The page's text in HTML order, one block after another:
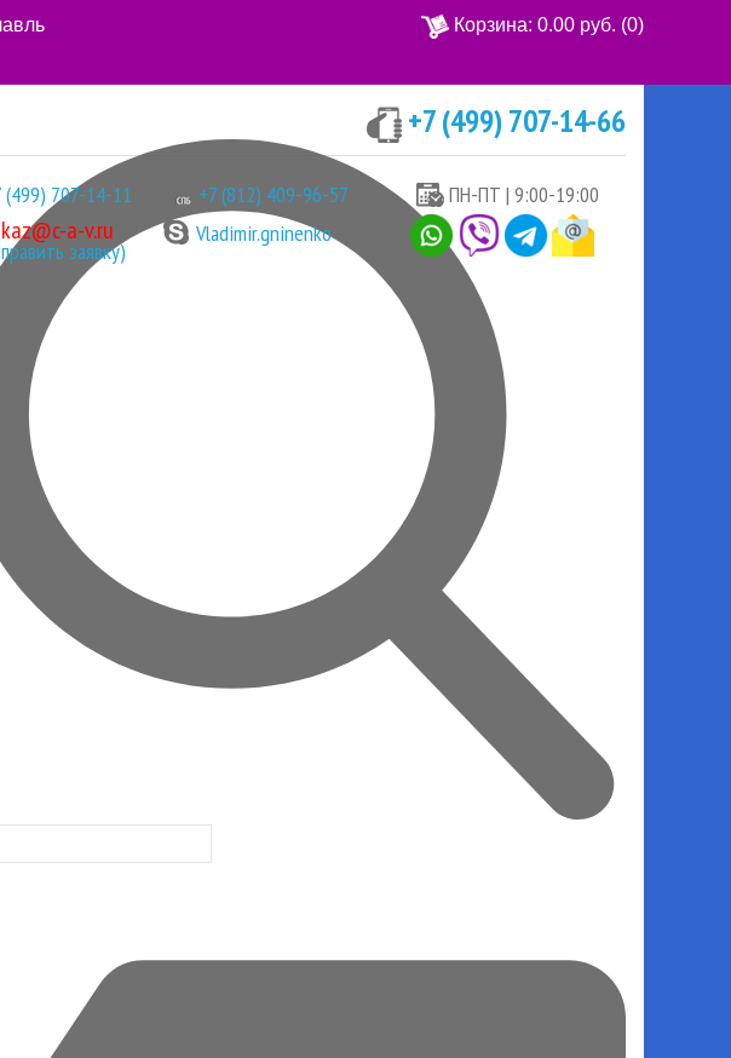
Корзина: 0.00 руб. (0)
+7 (499) 707-14-66
(499) 707-14-11 +7 (812) 409-96-57 ПН-ПТ | 9:00-19:00
a-v.ru
заявку)
Vladimir.gninenko